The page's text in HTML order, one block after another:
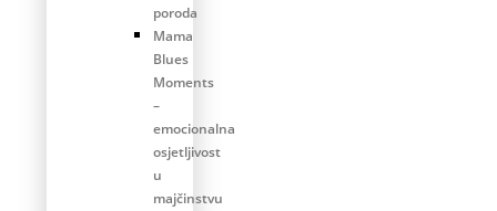
poroda
Mama
Blues
Moments
–
emocionalna
osjetljivost
u
majčinstvu